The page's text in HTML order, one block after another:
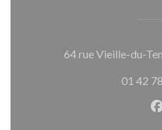
64 rue Vieille-du-
01 42